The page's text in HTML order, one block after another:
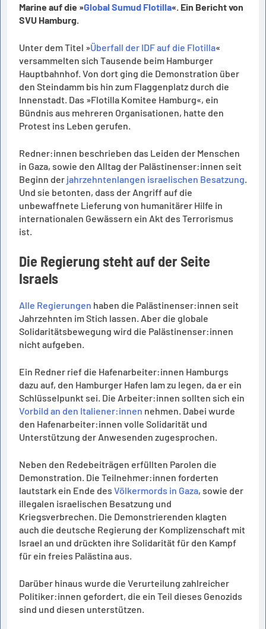
Marine auf die »Global Sumud Flotilla«. Ein Bericht von
SVU Hamburg.
Unter dem Titel »Überfall der IDF auf die Flotilla«
versammelten sich Tausende beim Hamburger
Hauptbahnhof. Von dort ging die Demonstration über
den Steindamm bis hin zum Flaggenplatz durch die
Innenstadt. Das »Flotilla Komitee Hamburg«, ein
Bündnis aus mehreren Organisationen, hatte den
Protest ins Leben gerufen.
Redner:innen beschrieben das Leiden der Menschen
in Gaza, sowie den Alltag der Palästinenser:innen seit
Beginn der jahrzehntenlangen israelischen Besatzung
Und sie betonten, dass der Angriff auf die
unbewaffnete Lieferung von humanitärer Hilfe in
internationalen Gewässern ein Akt des Terrorismus
ist.
Die Regierung steht auf der Seite
Israels
Alle Regierungen haben die Palästinenser:innen seit
Jahrzehnten im Stich lassen. Aber die globale
Solidaritätsbewegung wird die Palästinenser:innen
nicht aufgeben.
Ein Redner rief die Hafenarbeiter:innen Hamburgs
dazu auf, den Hamburger Hafen lam zu legen, da er ein
Schlüsselpunkt sei. Die Arbeiter:innen sollten sich ein
Vorbild an den Italiener:innen nehmen. Dabei wurde
den Hafenarbeiter:innen volle Solidarität und
Unterstützung der Anwesenden zugesprochen.
Neben den Redebeiträgen erfüllten Parolen die
Demonstration. Die Teilnehmer:innen forderten
lautstark ein Ende des Völkermords in Gaza, sowie der
illegalen israelischen Besatzung und
Kriegsverbrechen. Die Demonstrierenden klagten
auch die deutsche Regierung der Komplizenschaft mit
Israel an und drückten ihre Solidarität für den Kampf
für ein freies Palästina aus.
Darüber hinaus wurde die Verurteilung zahlreicher
Politiker:innen gefordert, die ein Teil dieses Genozids
sind und diesen unterstützen.